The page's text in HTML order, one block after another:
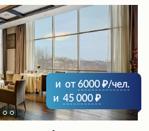
на
и от 6000
/чел.
и 45 000